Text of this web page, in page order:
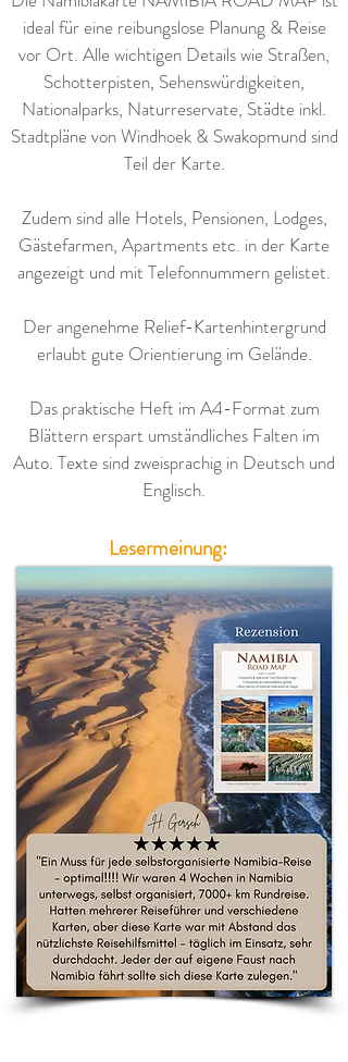
ideal für eine reibungslose Planung & Reise
vor Ort. Alle wichtigen Details wie Straßen,
Schotterpisten, Sehenswürdigkeiten,
Nationalparks, Naturreservate, Städte inkl.
Stadtpläne von Windhoek & Swakopmund sind
Teil der Karte.
Zudem sind alle Hotels, Pensionen, Lodges,
Gästefarmen, Apartments etc. in der Karte
angezeigt und mit Telefonnummern gelistet.
Der angenehme Relief-Kartenhintergrund
erlaubt gute Orientierung im Gelände.
Das praktische Heft im A4-Format zum
Blättern erspart umständliches Falten im
Auto. Texte sind zweisprachig in Deutsch und
Englisch.
Lesermeinung: